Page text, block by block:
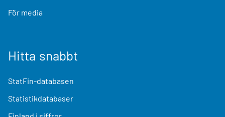
För media
Hitta snabbt
StatFin-databasen
Statistikdatabaser